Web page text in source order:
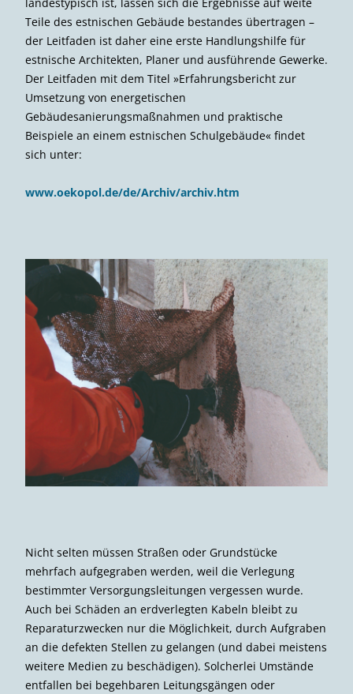
Teile des estnischen Gebäude bestandes übertragen –
der Leitfaden ist daher eine erste Handlungshilfe für
estnische Architekten, Planer und ausführende Gewerke.
Der Leitfaden mit dem Titel »Erfahrungsbericht zur
Umsetzung von energetischen
Gebäudesanierungsmaßnahmen und praktische
Beispiele an einem estnischen Schulgebäude« findet
sich unter:
www.oekopol.de/de/Archiv/archiv.htm
Nicht selten müssen Straßen oder Grundstücke
mehrfach aufgegraben werden, weil die Verlegung
bestimmter Versorgungsleitungen vergessen wurde.
Auch bei Schäden an erdverlegten Kabeln bleibt zu
Reparaturzwecken nur die Möglichkeit, durch Aufgraben
an die defekten Stellen zu gelangen (und dabei meistens
weitere Medien zu beschädigen). Solcherlei Umstände
entfallen bei begehbaren Leitungsgängen oder